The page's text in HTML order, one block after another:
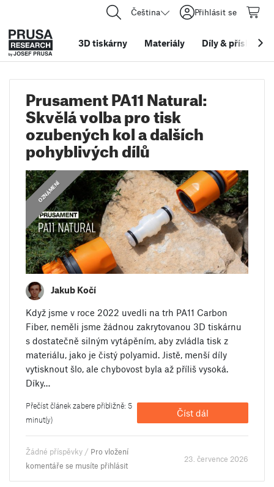
Čeština Přihlásit se
3D tiskárny Materiály Díly&
Prusament PA11 Natural:
Skvělá volba pro tisk
ozubených kol a dalších
pohyblivých dílů
OZNÁMENÍ
Jakub Kočí
Když jsme v roce 2022 uvedli na trh PA11 Carbon
Fiber, neměli jsme žádnou zakrytovanou 3D tiskárnu
s dostatečně silným vytápěním, aby zvládla tisk z
materiálu, jako je čistý polyamid. Jistě, menší díly
vytisknout šlo, ale chybovost byla až příliš vysoká.
Díky…
Přečíst článek zabere přibližně: 5
minut(y)
Číst dál
Žádné příspěvky / Pro vložení
komentáře se musíte přihlásit
23. července 2026